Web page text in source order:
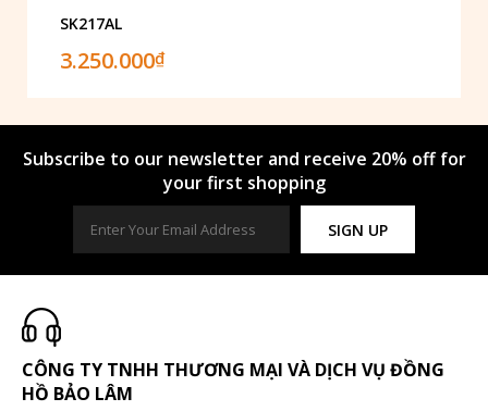
SK217AL
3.250.000₫
Subscribe to our newsletter and receive 20% off for
your first shopping
SIGN UP
CÔNG TY TNHH THƯƠNG MẠI VÀ DỊCH VỤ ĐỒNG
HỒ BẢO LÂM